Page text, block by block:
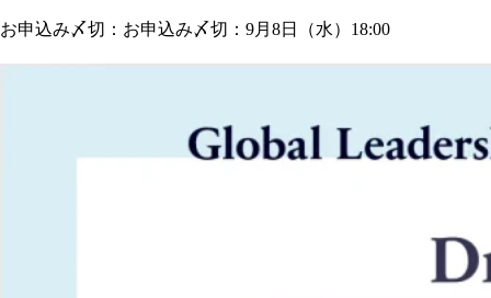
お申込み〆切：お申込み〆切：9月8日（水）18:00